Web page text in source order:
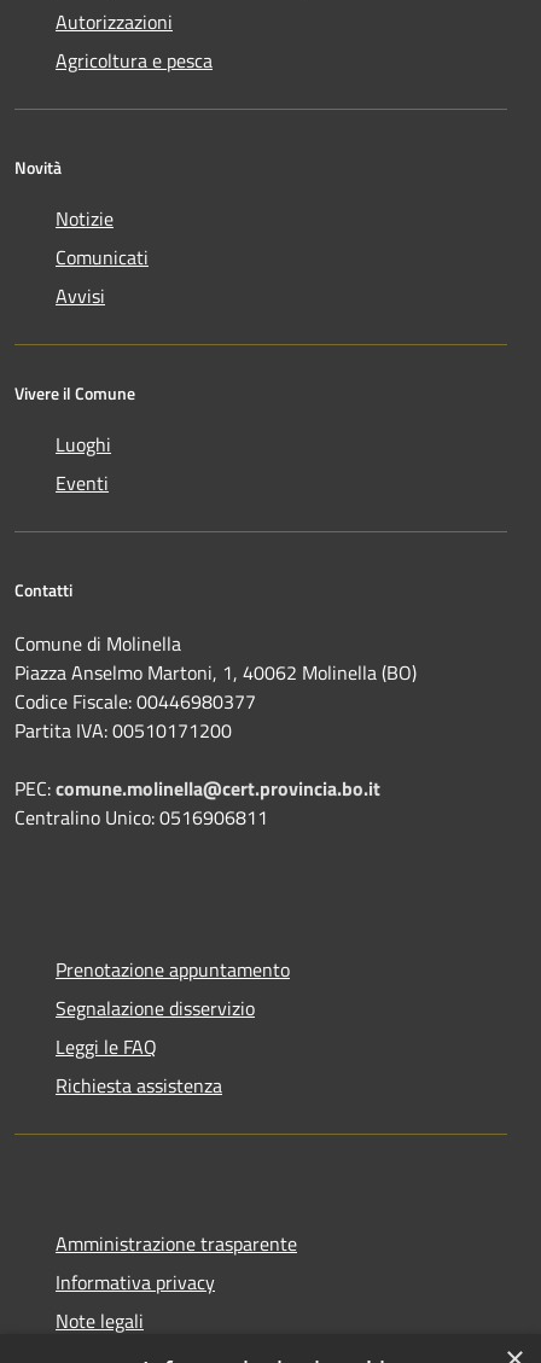
Autorizzazioni
Agricoltura e pesca
Novità
Notizie
Comunicati
Avvisi
Vivere il Comune
Luoghi
Eventi
Contatti
Comune di Molinella
Piazza Anselmo Martoni, 1, 40062 Molinella (BO)
Codice Fiscale: 00446980377
Partita IVA: 00510171200
PEC:comune.molinella@cert.provincia.bo.it
Centralino Unico: 0516906811
Prenotazione appuntamento
Segnalazione disservizio
Leggi le FAQ
Richiesta assistenza
Amministrazione trasparente
Informativa privacy
Note legali